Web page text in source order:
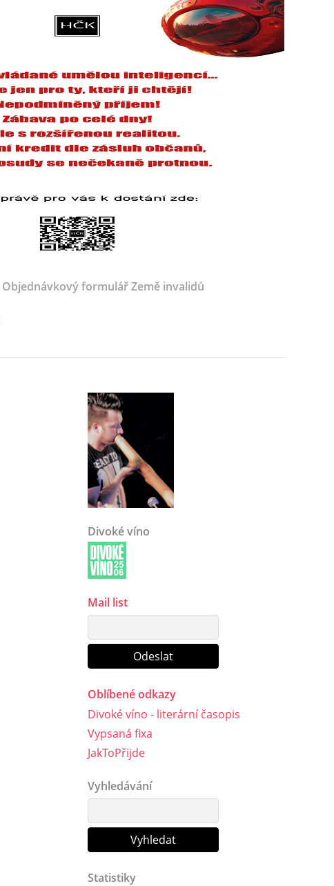
Objednávkový formulář Země invalidů
Divoké víno
Mail list
Oblíbené odkazy
Divoké víno - literární časopis
Vypsaná fixa
JakToPřijde
Vyhledávání
Statistiky